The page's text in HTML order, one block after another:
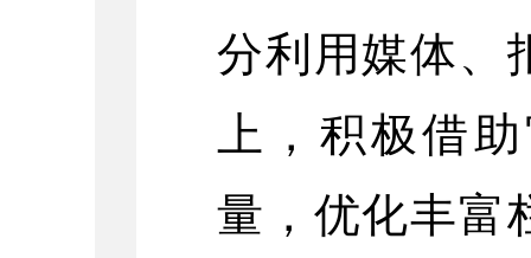
分利用媒体、
上，积极借
量，优化丰富